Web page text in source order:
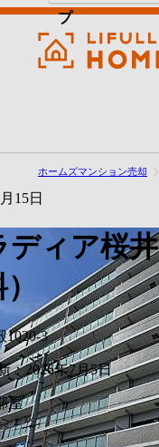
プ
ホームズマンション売却
15日
ディア桜井
1020-3
：2026年7月5日
屋